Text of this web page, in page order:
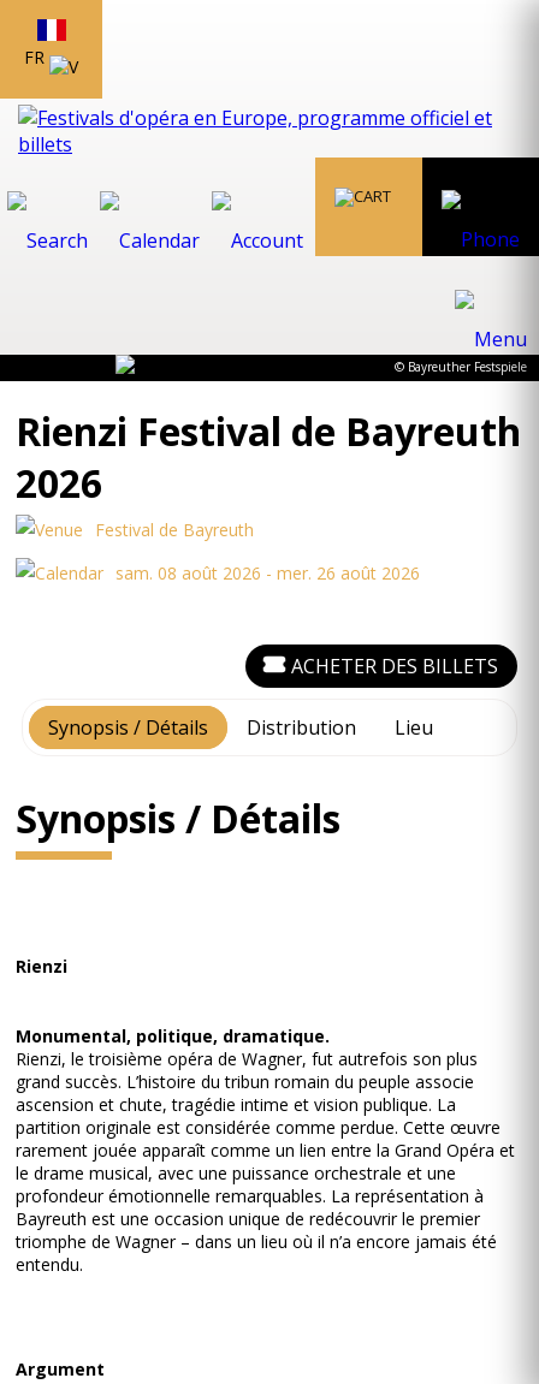
FR
© Bayreuther Festspiele
Rienzi Festival de Bayreuth
2026
Festival de Bayreuth
sam. 08 août 2026 - mer. 26 août 2026
Synopsis / Détails Distribution Lieu
ACHETER DES BILLETS
Synopsis / Détails
Rienzi
Monumental, politique, dramatique.
Rienzi, le troisième opéra de Wagner, fut autrefois son plus
grand succès. L’histoire du tribun romain du peuple associe
ascension et chute, tragédie intime et vision publique. La
partition originale est considérée comme perdue. Cette œuvre
rarement jouée apparaît comme un lien entre la Grand Opéra et
le drame musical, avec une puissance orchestrale et une
profondeur émotionnelle remarquables. La représentation à
Bayreuth est une occasion unique de redécouvrir le premier
triomphe de Wagner – dans un lieu où il n’a encore jamais été
entendu.
Argument